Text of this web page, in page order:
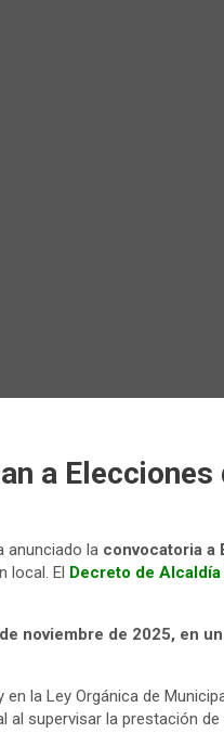
a
anunciado la convocatoria a
local. El Decreto de
noviembre de 2025, en
la Ley Orgánica de
supervisar la prestación